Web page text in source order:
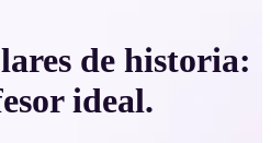
de historia:
ideal.